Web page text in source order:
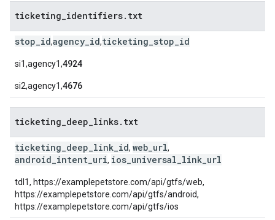
ticketing identifiers. txt
stop_id,agency_id,ticketing_stop_id
si1,agency1,4924
si2,agency1,4676
ticketing deep links. txt
ticketing_deep_link_id, web_url,
android_intent_uri, ios_universal_link_url
tdl1, https://examplepetstore.com/api/gtfs/web,
https://examplepetstore.com/api/gtfs/android,
https://examplepetstore.com/api/gtfs/ios